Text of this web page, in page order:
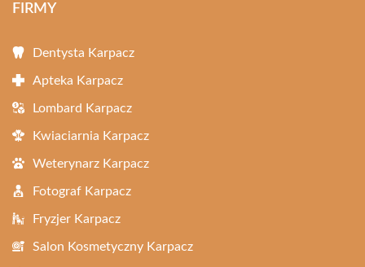
FIRMY
Dentysta Karpacz
Apteka Karpacz
Lombard Karpacz
Kwiaciarnia Karpacz
Weterynarz Karpacz
Fotograf Karpacz
Fryzjer Karpacz
Salon Kosmetyczny Karpacz